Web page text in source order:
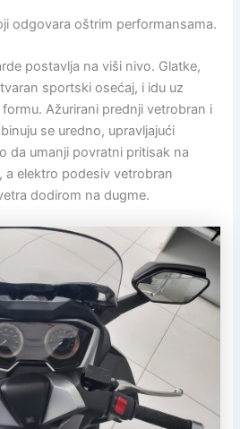
odgovara oštrim performansama.
postavlja na viši nivo. Glatke,
sportski osećaj, i idu uz
Ažurirani prednji vetrobran i
se uredno, upravljajući
da umanji povratni pritisak na
a elektro podesiv vetrobran
dodirom na dugme.